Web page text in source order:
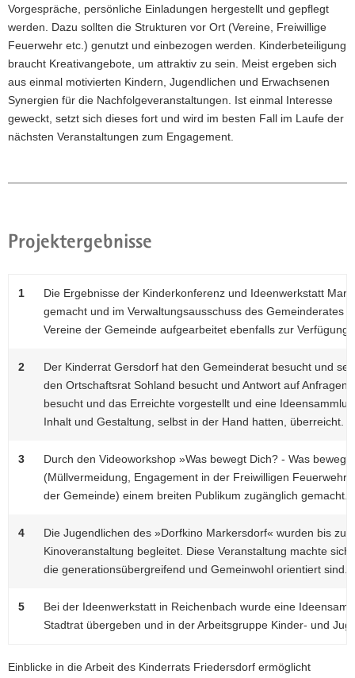
Vorgespräche, persönliche Einladungen hergestellt und gepflegt
werden. Dazu sollten die Strukturen vor Ort (Vereine, Freiwillige
Feuerwehr etc.) genutzt und einbezogen werden. Kinderbeteiligung
braucht Kreativangebote, um attraktiv zu sein. Meist ergeben sich
aus einmal motivierten Kindern, Jugendlichen und Erwachsenen
Synergien für die Nachfolgeveranstaltungen. Ist einmal Interesse
geweckt, setzt sich dieses fort und wird im besten Fall im Laufe der
nächsten Veranstaltungen zum Engagement.
Projektergebnisse
1
Die Ergebnisse der Kinderkonferenz und Ideenwerkstatt
gemacht und im Verwaltungsausschuss des Gemeinderates
Vereine der Gemeinde aufgearbeitet ebenfalls zur Verfügung
2
Der Kinderrat Gersdorf hat den Gemeinderat besucht und
den Ortschaftsrat Sohland besucht und Antwort auf
besucht und das Erreichte vorgestellt und eine
Inhalt und Gestaltung, selbst in der Hand hatten, überreicht.
3
Durch den Videoworkshop »Was bewegt Dich? - Was
(Müllvermeidung, Engagement in der Freiwilligen Feuerwehr
der Gemeinde) einem breiten Publikum zugänglich gemacht.
4
Die Jugendlichen des »Dorfkino Markersdorf« wurden bis
Kinoveranstaltung begleitet. Diese Veranstaltung machte
die generationsübergreifend und Gemeinwohl orientiert sind.
5
Bei der Ideenwerkstatt in Reichenbach wurde eine
Stadtrat übergeben und in der Arbeitsgruppe Kinder- und
Einblicke in die Arbeit des Kinderrats Friedersdorf ermöglicht